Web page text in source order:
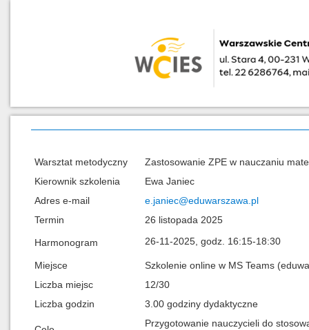
Warsztat metodyczny
Zastosowanie ZPE w nauczaniu
Kierownik szkolenia
Ewa Janiec
Adres e-mail
e.janiec@eduwarszawa.pl
Termin
26 listopada 2025
Harmonogram 26-11-2025, godz. 16:15-18:30
Miejsce
Szkolenie online w MS Teams
Liczba miejsc
12/30
Liczba godzin
3.00 godziny dydaktyczne
Przygotowanie nauczycieli do